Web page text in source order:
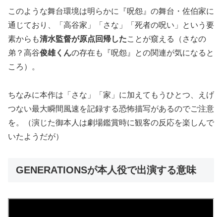
このような舞台環境は明らかに『呪怨』の舞台・佐伯家に
通じており、「高谷家」「さな」「死者の呪い」という要
素からも清水監督が原点回帰したことが窺える（さなの
弟？高谷俊雄くんの存在も『呪怨』との関連が気になると
ころ）。
ちなみに本作は「さな」「家」に加えてもうひとつ、えげ
つない最大瞬間風速を記録する恐怖描写があるのでご注意
を。（演じた御本人は劇場鑑賞時に観客の反応を楽しんで
いたようだが）
GENERATIONSが本人役で出演する意味